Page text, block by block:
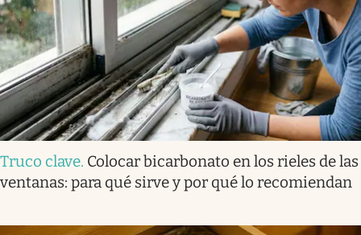
Truco clave. Colocar bicarbonato en los rieles de las
ventanas: para qué sirve y por qué lo recomiendan